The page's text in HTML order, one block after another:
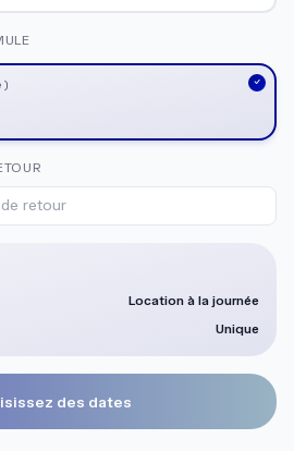
)
retour
Location à la journée
Unique
des dates